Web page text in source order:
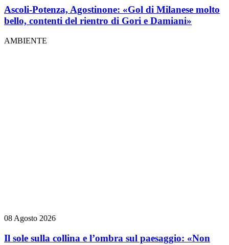
Ascoli-Potenza, Agostinone: «Gol di Milanese molto
bello, contenti del rientro di Gori e Damiani»
AMBIENTE
08 Agosto 2026
Il sole sulla collina e l’ombra sul paesaggio: «Non